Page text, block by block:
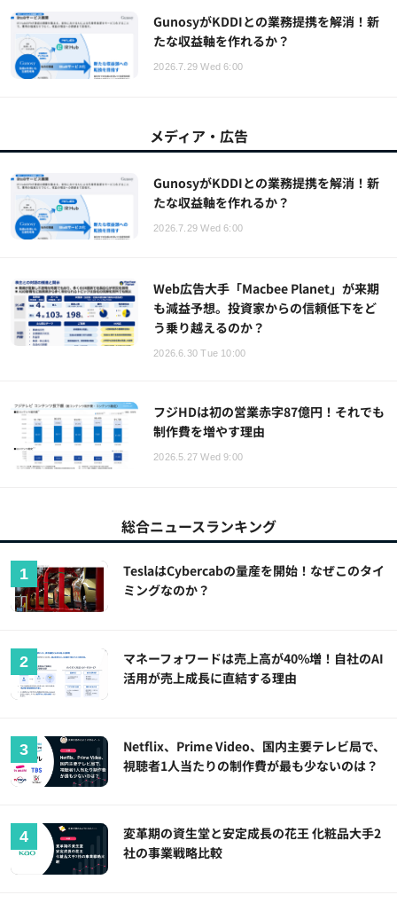
GunosyがKDDIとの業務提携を解消！新
たな収益軸を作れるか？
2026.7.29 Wed 6:00
メディア・広告
GunosyがKDDIとの業務提携を解消！新
たな収益軸を作れるか？
2026.7.29 Wed 6:00
Web広告大手「Macbee Planet」が来期
も減益予想。投資家からの信頼低下をど
う乗り越えるのか？
2026.6.30 Tue 10:00
フジHDは初の営業赤字87億円！それでも
制作費を増やす理由
2026.5.27 Wed 9:00
総合ニュースランキング
TeslaはCybercabの量産を開始！なぜこのタイ
ミングなのか？
マネーフォワードは売上高が40%増！自社のAI
活用が売上成長に直結する理由
Netflix、Prime Video、国内主要テレビ局で、
視聴者1人当たりの制作費が最も少ないのは？
変革期の資生堂と安定成長の花王 化粧品大手2
社の事業戦略比較